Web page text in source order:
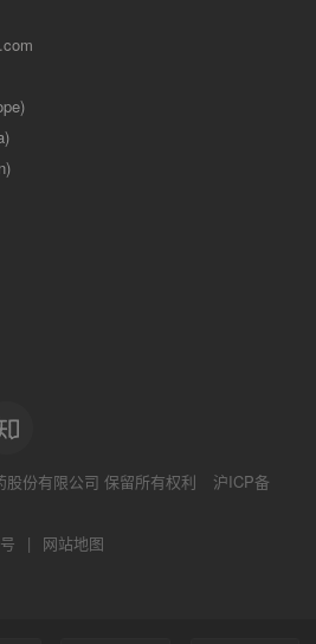
股份有限公司 保留所有权利
沪ICP备
|
网站地图